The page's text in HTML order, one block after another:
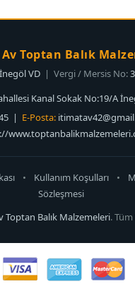
Toptan Balık
İnegöl VD | Vergi / Mersis No:
Kanal Sokak No:19/A
| E-Posta:
• Kullanım Koşulları •
Sözleşmesi
Toptan Balık Malzemeleri. Tüm